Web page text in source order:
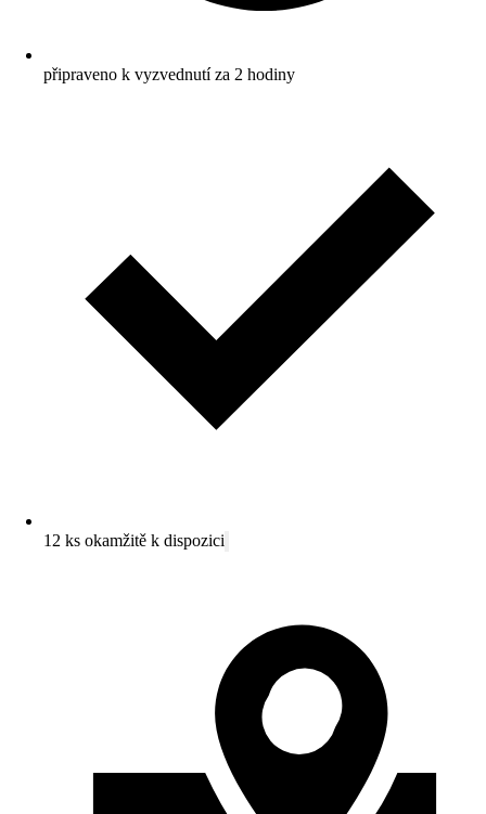
připraveno k vyzvednutí za 2 hodiny
12 ks okamžitě k dispozici